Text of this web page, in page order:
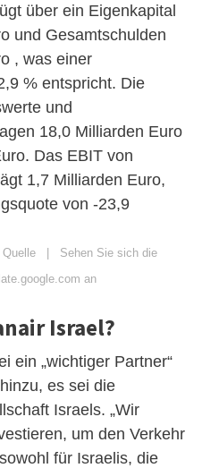
über ein Eigenkapital
und Gesamtschulden
, was einer
% entspricht. Die
und
18,0 Milliarden Euro
Das EBIT von
1,7 Milliarden Euro,
von -23,9
| Sehen Sie sich die
an
Israel?
ein „wichtiger Partner“
es sei die
Israels. „Wir
um den Verkehr
für Israelis, die